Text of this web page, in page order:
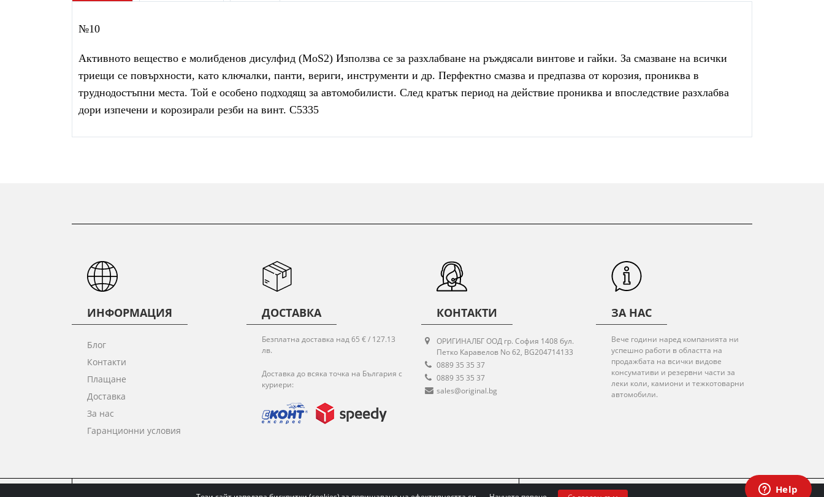
№10
Активното вещество е молибденов дисулфид (MoS2) Използва се за разхлабване на ръждясали винтове и гайки. За смазване на всички
триещи се повърхности, като ключалки, панти, вериги, инструменти и др. Перфектно смазва и предпазва от корозия, прониква в
труднодостъпни места. Той е особено подходящ за автомобилисти. След кратък период на действие прониква и впоследствие разхлабва
дори изпечени и корозирали резби на винт. C5335
ИНФОРМАЦИЯ
Блог
Контакти
Плащане
Доставка
За нас
Гаранционни условия
ДОСТАВКА
Безплатна доставка над 65 € / 127.13
лв.
Доставка до всяка точка на България с
куриери:
КОНТАКТИ
ОРИГИНАЛБГ ООД гр. София 1408 бул.
Петко Каравелов No 62, BG204714133
0889 35 35 37
0889 35 35 37
sales@original.bg
ЗА НАС
Вече години наред компанията ни
успешно работи в областта на
продажбата на всички видове
консумативи и резервни части за
леки коли, камиони и тежкотоварни
автомобили.